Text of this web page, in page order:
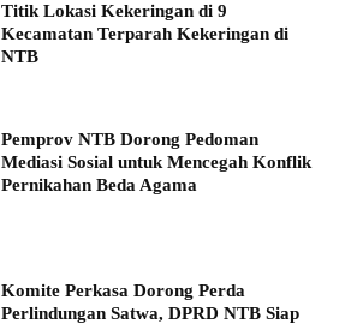
Titik Lokasi Kekeringan di 9
Kecamatan Terparah Kekeringan di
NTB
Pemprov NTB Dorong Pedoman
Mediasi Sosial untuk Mencegah Konflik
Pernikahan Beda Agama
Komite Perkasa Dorong Perda
Perlindungan Satwa, DPRD NTB Siap